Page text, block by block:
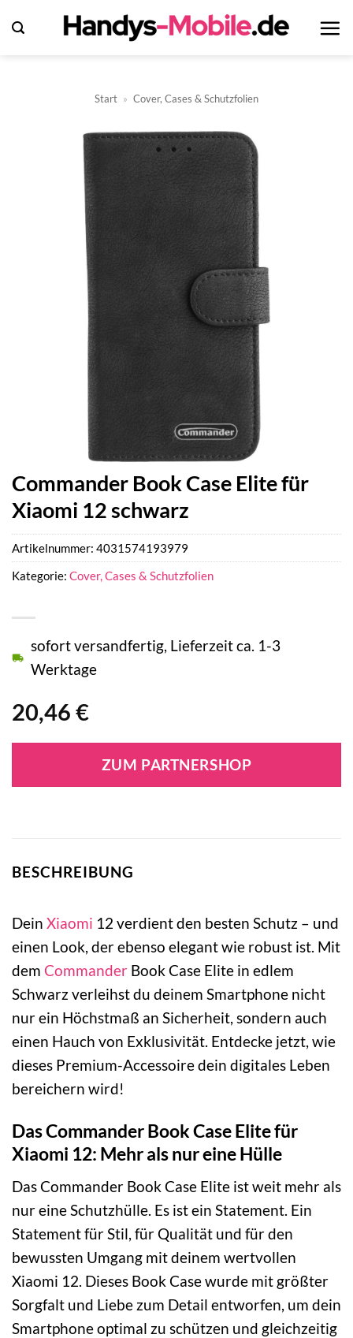
Inhalt
Start » Cover, Cases & Schutzfolien
Commander Book Case Elite für
Xiaomi 12 schwarz
20,46 €
sofort versandfertig, Lieferzeit ca. 1-3
Werktage
ZUM PARTNERSHOP
Artikelnummer: 4031574193979
Kategorie: Cover, Cases & Schutzfolien
BESCHREIBUNG
Dein Xiaomi 12 verdient den besten Schutz – und
einen Look, der ebenso elegant wie robust ist. Mit
dem Commander Book Case Elite in edlem
Schwarz verleihst du deinem Smartphone nicht
nur ein Höchstmaß an Sicherheit, sondern auch
einen Hauch von Exklusivität. Entdecke jetzt, wie
dieses Premium-Accessoire dein digitales Leben
bereichern wird!
Das Commander Book Case Elite für
Xiaomi 12: Mehr als nur eine Hülle
Das Commander Book Case Elite ist weit mehr als
nur eine Schutzhülle. Es ist ein Statement. Ein
Statement für Stil, für Qualität und für den
bewussten Umgang mit deinem wertvollen
Xiaomi 12. Dieses Book Case wurde mit größter
Sorgfalt und Liebe zum Detail entworfen, um dein
Smartphone optimal zu schützen und gleichzeitig